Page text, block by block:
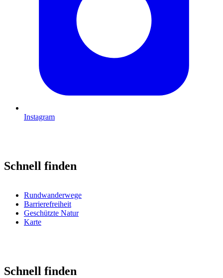
Instagram
Schnell finden
Rundwanderwege
Barrierefreiheit
Geschützte Natur
Karte
Schnell finden